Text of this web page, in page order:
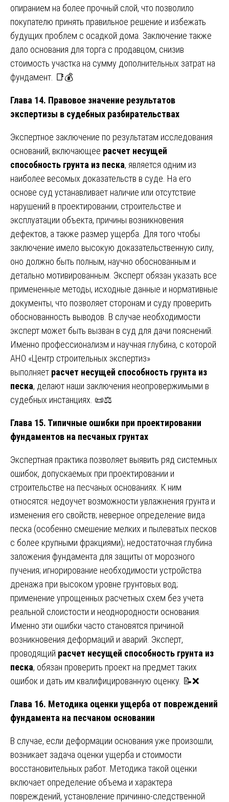
опиранием на более прочный слой, что позволило
покупателю принять правильное решение и избежать
будущих проблем с осадкой дома. Заключение также
дало основания для торга с продавцом, снизив
стоимость участка на сумму дополнительных затрат на
фундамент. 📑💰
Глава 14. Правовое значение результатов
экспертизы в судебных разбирательствах
Экспертное заключение по результатам исследования
оснований, включающее расчет несущей
способность грунта из песка, является одним из
наиболее весомых доказательств в суде. На его
основе суд устанавливает наличие или отсутствие
нарушений в проектировании, строительстве и
эксплуатации объекта, причины возникновения
дефектов, а также размер ущерба. Для того чтобы
заключение имело высокую доказательственную силу,
оно должно быть полным, научно обоснованным и
детально мотивированным. Эксперт обязан указать все
примененные методы, исходные данные и нормативные
документы, что позволяет сторонам и суду проверить
обоснованность выводов. В случае необходимости
эксперт может быть вызван в суд для дачи пояснений.
Именно профессионализм и научная глубина, с которой
АНО «Центр строительных экспертиз»
выполняет расчет несущей способность грунта из
песка, делают наши заключения неопровержимыми в
судебных инстанциях. 📜⚖️
Глава 15. Типичные ошибки при проектировании
фундаментов на песчаных грунтах
Экспертная практика позволяет выявить ряд системных
ошибок, допускаемых при проектировании и
строительстве на песчаных основаниях. К ним
относятся: недоучет возможности увлажнения грунта и
изменения его свойств; неверное определение вида
песка (особенно смешение мелких и пылеватых песков
с более крупными фракциями); недостаточная глубина
заложения фундамента для защиты от морозного
пучения; игнорирование необходимости устройства
дренажа при высоком уровне грунтовых вод;
применение упрощенных расчетных схем без учета
реальной слоистости и неоднородности основания.
Именно эти ошибки часто становятся причиной
возникновения деформаций и аварий. Эксперт,
проводящий расчет несущей способность грунта из
песка, обязан проверить проект на предмет таких
ошибок и дать им квалифицированную оценку. 📝❌
Глава 16. Методика оценки ущерба от повреждений
фундамента на песчаном основании
В случае, если деформации основания уже произошли,
возникает задача оценки ущерба и стоимости
восстановительных работ. Методика такой оценки
включает определение объема и характера
повреждений, установление причинно-следственной